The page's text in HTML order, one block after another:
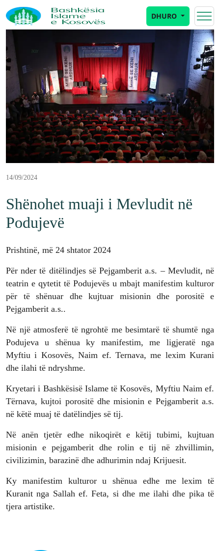
DHURO
14/09/2024
Shënohet muaji i Mevludit në
Podujevë
Prishtinë, më 24 shtator 2024
Për nder të ditëlindjes së Pejgamberit a.s. – Mevludit, në
teatrin e qytetit të Podujevës u mbajt manifestim kulturor
për të shënuar dhe kujtuar misionin dhe porositë e
Pejgamberit a.s..
Në një atmosferë të ngrohtë me besimtarë të shumtë nga
Podujeva u shënua ky manifestim, me ligjeratë nga
Myftiu i Kosovës, Naim ef. Ternava, me lexim Kurani
dhe ilahi të ndryshme.
Kryetari i Bashkësisë Islame të Kosovës, Myftiu Naim ef.
Tërnava, kujtoi porositë dhe misionin e Pejgamberit a.s.
në këtë muaj të datëlindjes së tij.
Në anën tjetër edhe nikoqirët e këtij tubimi, kujtuan
misionin e pejgamberit dhe rolin e tij në zhvillimin,
civilizimin, barazinë dhe adhurimin ndaj Krijuesit.
Ky manifestim kulturor u shënua edhe me lexim të
Kuranit nga Sallah ef. Feta, si dhe me ilahi dhe pika të
tjera artistike.